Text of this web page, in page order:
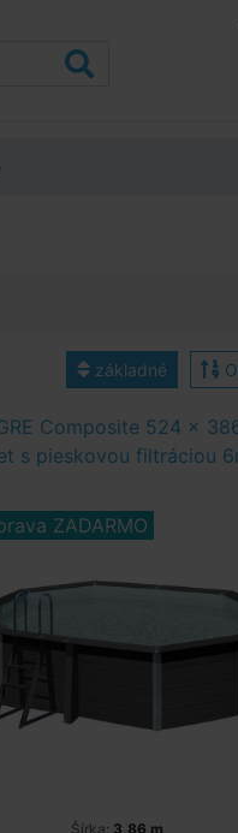
základné
Composite 524 x
s pieskovou filtráciou
ZADARMO
Šírka: 3,86 m